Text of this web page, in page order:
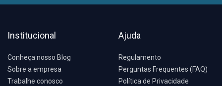
Institucional
Conheça nosso Blog
Sobre a empresa
Trabalhe conosco
Ajuda
Regulamento
Perguntas Frequentes (FAQ)
Política de Privacidade